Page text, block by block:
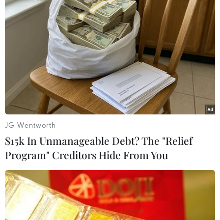
TIN LIÊN QUAN
JG Wentworth
$15k In Unmanageable Debt? The "Relief
Program" Creditors Hide From You